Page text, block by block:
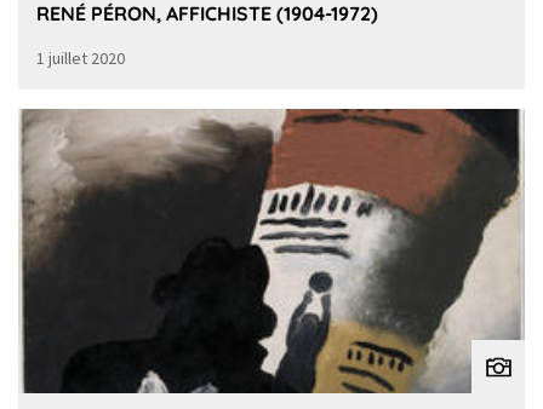
RENÉ PÉRON, AFFICHISTE (1904-1972)
1 juillet 2020